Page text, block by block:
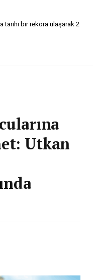
tarihi bir rekora ulaşarak 2
Utkan